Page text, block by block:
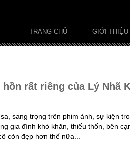
TRANG CHỦ GIỚI THIỆU
hồn rất riêng của Lý Nhã
sang trọng trên phim ảnh, sự kiện
gia đình khó khăn, thiếu thốn, bên
còn đẹp hơn thế nữa...